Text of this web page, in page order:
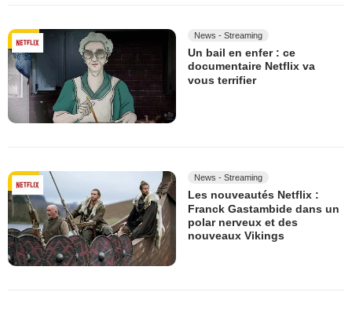
News - Streaming
Un bail en enfer : ce
documentaire Netflix va
vous terrifier
News - Streaming
Les nouveautés Netflix :
Franck Gastambide dans un
polar nerveux et des
nouveaux Vikings